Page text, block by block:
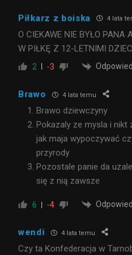
Piłkarz z boiska 4 lata
O CIEKAWE NIE BYŁO PANA
W PIŁKĘ Z 12-LETNIMI
2 -3
Brawo 4 lata temu
Brawo dziewczyny
Pokazaly ze mysla i nikt
jak maja wypoczywać
przyrody
Pozostale panie da
się z nią zawsze
6 -4
wendi 4 lata temu
Czy ta Konfederacja w